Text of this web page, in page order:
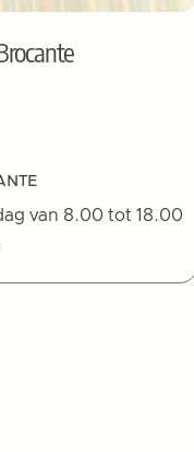
van 8.00 tot 18.00